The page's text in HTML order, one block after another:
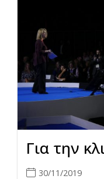
Για την
30/11/2019